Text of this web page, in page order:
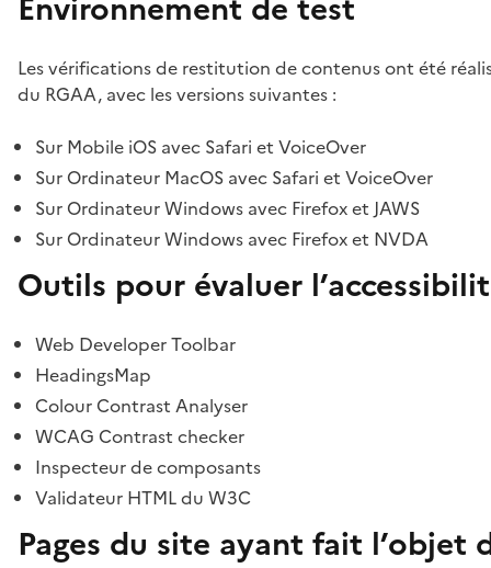
Les vérifications de restitution de contenus ont été
du RGAA, avec les versions suivantes :
Sur Mobile iOS avec Safari et VoiceOver
Sur Ordinateur MacOS avec Safari et VoiceOver
Sur Ordinateur Windows avec Firefox et JAWS
Sur Ordinateur Windows avec Firefox et NVDA
Outils pour évaluer
Web Developer Toolbar
HeadingsMap
Colour Contrast Analyser
WCAG Contrast checker
Inspecteur de composants
Validateur HTML du W3C
Pages du site ayant fait